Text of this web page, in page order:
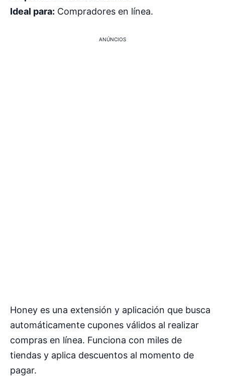
Ideal para: Compradores en línea.
ANÚNCIOS
Honey es una extensión y aplicación que busca
automáticamente cupones válidos al realizar
compras en línea. Funciona con miles de
tiendas y aplica descuentos al momento de
pagar.